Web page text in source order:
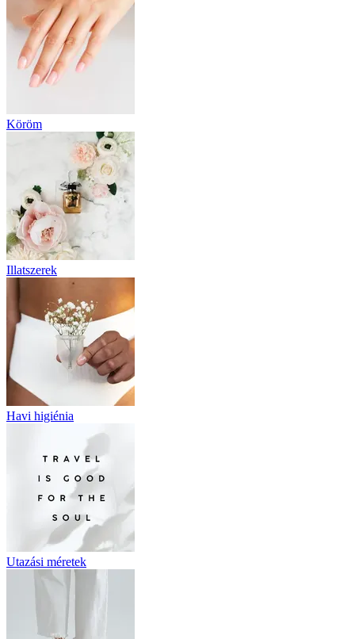
Köröm
Illatszerek
Havi higiénia
Utazási méretek